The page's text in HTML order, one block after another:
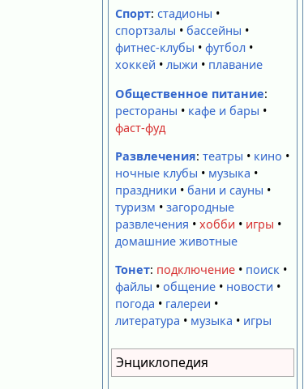
Спорт:стадионы •
спортзалы •бассейны •
фитнес-клубы •футбол •
хоккей •лыжи • плавание
Общественное питание:
рестораны • кафе и бары •
фаст-фуд
Развлечения:театры • кино •
ночные клубы • музыка •
праздники •бани и сауны •
туризм •загородные
развлечения •хобби • игры •
домашние животные
Тонет: подключение • поиск •
файлы •общение • новости •
погода • галереи •
литература • музыка • игры
Энциклопедия